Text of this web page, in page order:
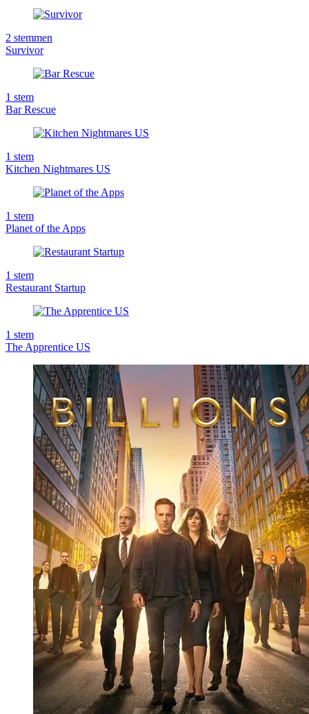
2 stemmen
Survivor
1 stem
Bar Rescue
1 stem
Kitchen Nightmares US
1 stem
Planet of the Apps
1 stem
Restaurant Startup
1 stem
The Apprentice US